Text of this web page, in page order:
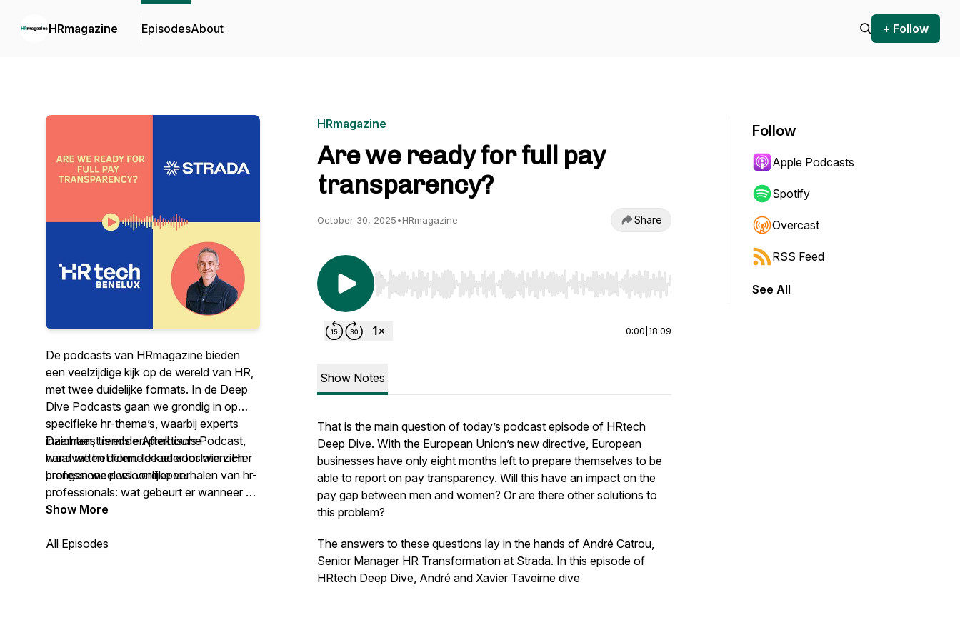
HRmagazine EpisodesAbout + Follow
De podcasts van HRmagazine bieden
een veelzijdige kijk op de wereld van HR,
met twee duidelijke formats. In de Deep
Dive Podcasts gaan we grondig in op
specifieke hr-thema’s, waarbij experts
inzichten, trends en praktische
handvatten delen. Ideaal voor wie zich
professioneel wil verdiepen.
Daarnaast is er deAfterhours Podcast,
waar we het formele kader loslaten. Hier
brengen we persoonlijke verhalen van hr-
professionals: wat gebeurt er wanneer de
laptop dichtgaat? Verwacht eerlijke
de schermen van de mens achter de hr-
Show More
All Episodes
HRmagazine
Are we ready for full pay
transparency?
October 30, 2025•HRmagazine Share
Use Left/Right to seek, Home/End to jump to start or end. Hold shift to jump forward or backward.
0:00 18:09
Show Notes
That is the main question of today’s podcast episode of HRtech
Deep Dive. With the European Union’s new directive, European
businesses have only eight months left to prepare themselves to be
able to report on pay transparency. Will this have an impact on the
pay gap between men and women? Or are there other solutions to
this problem?
The answers to these questions lay in the hands of André Catrou,
Senior Manager HR Transformation at Strada. In this episode of
HRtech Deep Dive, André and Xavier Taveirne dive
Follow
Apple Podcasts
Spotify
Overcast
RSS Feed
See All